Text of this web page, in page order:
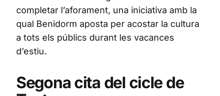
completar l’aforament, una iniciativa amb la
qual Benidorm aposta per acostar la cultura
a tots els públics durant les vacances
d’estiu.
Segona cita del cicle de